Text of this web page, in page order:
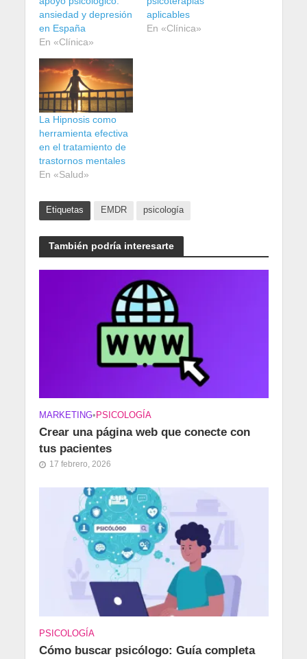
ansiedad y depresión
en España
En «Clínica»
aplicables
En «Clínica»
La Hipnosis como
herramienta efectiva
en el tratamiento de
trastornos mentales
En «Salud»
Etiquetas EMDR psicología
También podría interesarte
MARKETING• PSICOLOGÍA
Crear una página web que conecte con
tus pacientes
17 febrero, 2026
PSICOLOGÍA
Cómo buscar psicólogo: Guía completa